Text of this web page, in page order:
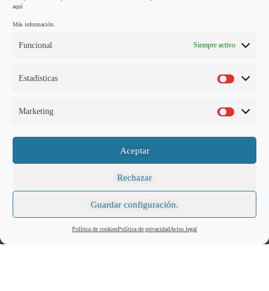
aquí
Más información.
Funcional Siempre activo
Estadísticas
Marketing
Aceptar
Rechazar
Guardar configuración.
Política de cookiesPolítica de privacidadAviso legal
SENDEROS SIERRA DE ARACENA SENDERISMO PARQUE
NATURAL SIERRA DE ARACENA
Actividades Octubre: Sierra Extrem
Siguiente entrada